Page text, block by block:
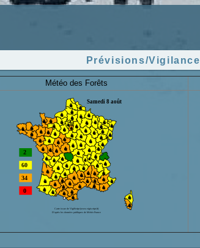
Prévisions/Vigilance
Météo des Forêts